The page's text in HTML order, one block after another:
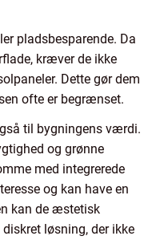
pladsbesparende. Da
kræver de ikke
Dette gør dem
ofte er begrænset.
til bygningens værdi.
og grønne
med integrerede
og kan have en
kan de æstetisk
løsning, der ikke